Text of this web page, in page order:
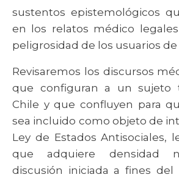
sustentos epistemológicos
en los relatos médico
peligrosidad de los usuarios de
Revisaremos los discursos
que configuran a un sujeto
Chile y que confluyen para
sea incluido como objeto de
Ley de Estados Antisociales,
que adquiere densidad
discusión iniciada a fines del